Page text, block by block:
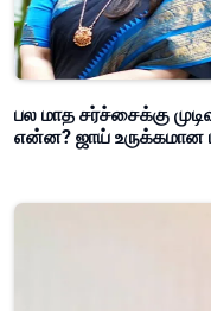
பல மாத சர்ச்சைக்கு
என்ன? ஜாய் உருக்கமான